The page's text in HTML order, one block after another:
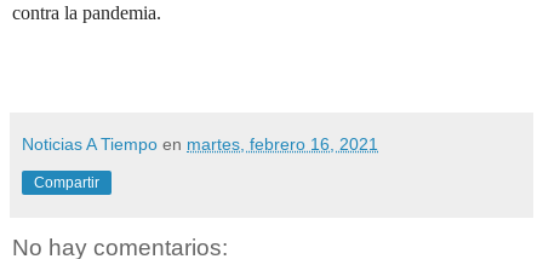
contra la pandemia.
Noticias A Tiempo en martes, febrero 16, 2021
Compartir
No hay comentarios: